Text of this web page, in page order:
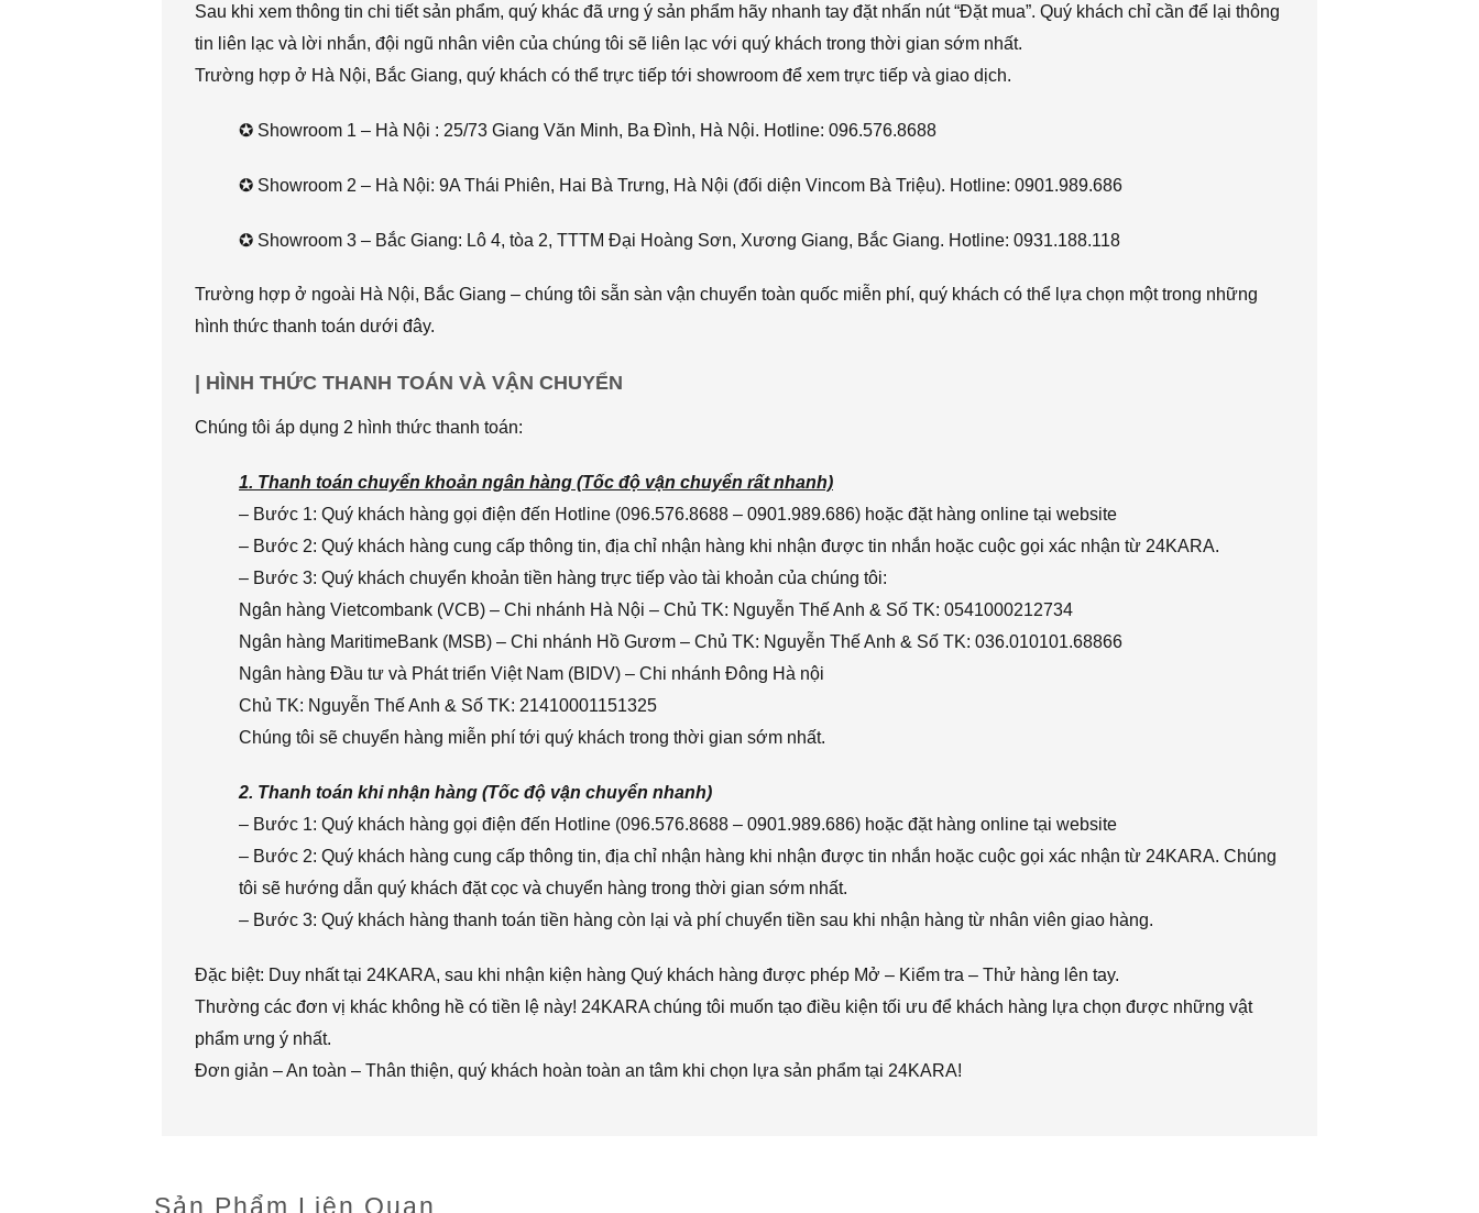
Sau khi xem thông tin chi tiết sản phẩm, quý khác đã ưng ý sản phẩm hãy nhanh tay đặt nhấn nút “Đặt mua”. Quý khách chỉ cần để lại thông
tin liên lạc và lời nhắn, đội ngũ nhân viên của chúng tôi sẽ liên lạc với quý khách trong thời gian sớm nhất.
Trường hợp ở Hà Nội, Bắc Giang, quý khách có thể trực tiếp tới showroom để xem trực tiếp và giao dịch.
✪ Showroom 1 – Hà Nội : 25/73 Giang Văn Minh, Ba Đình, Hà Nội. Hotline: 096.576.8688
✪ Showroom 2 – Hà Nội: 9A Thái Phiên, Hai Bà Trưng, Hà Nội (đối diện Vincom Bà Triệu). Hotline: 0901.989.686
✪ Showroom 3 – Bắc Giang: Lô 4, tòa 2, TTTM Đại Hoàng Sơn, Xương Giang, Bắc Giang. Hotline: 0931.188.118
Trường hợp ở ngoài Hà Nội, Bắc Giang – chúng tôi sẵn sàn vận chuyển toàn quốc miễn phí, quý khách có thể lựa chọn một trong những
hình thức thanh toán dưới đây.
| HÌNH THỨC THANH TOÁN VÀ VẬN CHUYỂN
Chúng tôi áp dụng 2 hình thức thanh toán:
1. Thanh toán chuyển khoản ngân hàng (Tốc độ vận chuyển rất nhanh)
– Bước 1: Quý khách hàng gọi điện đến Hotline (096.576.8688 – 0901.989.686) hoặc đặt hàng online tại website
– Bước 2: Quý khách hàng cung cấp thông tin, địa chỉ nhận hàng khi nhận được tin nhắn hoặc cuộc gọi xác nhận từ 24KARA.
– Bước 3: Quý khách chuyển khoản tiền hàng trực tiếp vào tài khoản của chúng tôi:
Ngân hàng Vietcombank (VCB) – Chi nhánh Hà Nội – Chủ TK: Nguyễn Thế Anh & Số TK: 0541000212734
Ngân hàng MaritimeBank (MSB) – Chi nhánh Hồ Gươm – Chủ TK: Nguyễn Thế Anh & Số TK: 036.010101.68866
Ngân hàng Đầu tư và Phát triển Việt Nam (BIDV) – Chi nhánh Đông Hà nội
Chủ TK: Nguyễn Thế Anh & Số TK: 21410001151325
Chúng tôi sẽ chuyển hàng miễn phí tới quý khách trong thời gian sớm nhất.
2. Thanh toán khi nhận hàng (Tốc độ vận chuyển nhanh)
– Bước 1: Quý khách hàng gọi điện đến Hotline (096.576.8688 – 0901.989.686) hoặc đặt hàng online tại website
– Bước 2: Quý khách hàng cung cấp thông tin, địa chỉ nhận hàng khi nhận được tin nhắn hoặc cuộc gọi xác nhận từ 24KARA. Chúng
tôi sẽ hướng dẫn quý khách đặt cọc và chuyển hàng trong thời gian sớm nhất.
– Bước 3: Quý khách hàng thanh toán tiền hàng còn lại và phí chuyển tiền sau khi nhận hàng từ nhân viên giao hàng.
Đặc biệt: Duy nhất tại 24KARA, sau khi nhận kiện hàng Quý khách hàng được phép Mở – Kiểm tra – Thử hàng lên tay.
Thường các đơn vị khác không hề có tiền lệ này! 24KARA chúng tôi muốn tạo điều kiện tối ưu để khách hàng lựa chọn được những vật
phẩm ưng ý nhất.
Đơn giản – An toàn – Thân thiện, quý khách hoàn toàn an tâm khi chọn lựa sản phẩm tại 24KARA!
Sản Phẩm Liên Quan